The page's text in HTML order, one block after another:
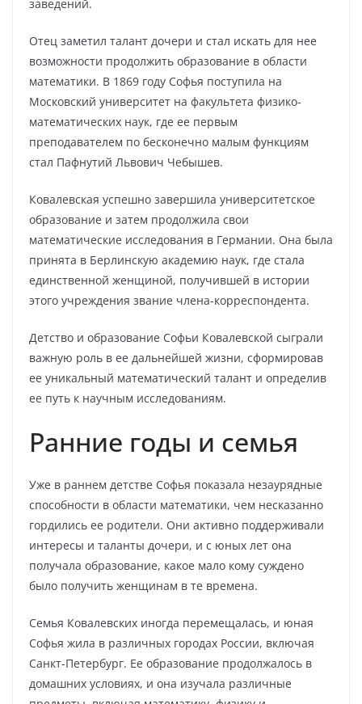
заведений.
Отец заметил талант дочери и стал искать для нее
возможности продолжить образование в области
математики. В 1869 году Софья поступила на
Московский университет на факультета физико-
математических наук, где ее первым
преподавателем по бесконечно малым функциям
стал Пафнутий Львович Чебышев.
Ковалевская успешно завершила университетское
образование и затем продолжила свои
математические исследования в Германии. Она была
принята в Берлинскую академию наук, где стала
единственной женщиной, получившей в истории
этого учреждения звание члена-корреспондента.
Детство и образование Софьи Ковалевской сыграли
важную роль в ее дальнейшей жизни, сформировав
ее уникальный математический талант и определив
ее путь к научным исследованиям.
Ранние годы и семья
Уже в раннем детстве Софья показала незаурядные
способности в области математики, чем несказанно
гордились ее родители. Они активно поддерживали
интересы и таланты дочери, и с юных лет она
получала образование, какое мало кому суждено
было получить женщинам в те времена.
Семья Ковалевских иногда перемещалась, и юная
Софья жила в различных городах России, включая
Санкт-Петербург. Ее образование продолжалось в
домашних условиях, и она изучала различные